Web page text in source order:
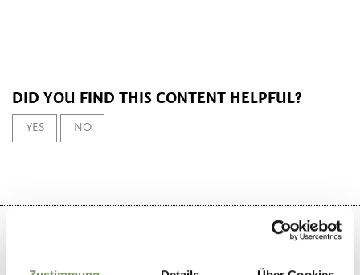
DID YOU FIND THIS CONTENT HELPFUL?
YES NO